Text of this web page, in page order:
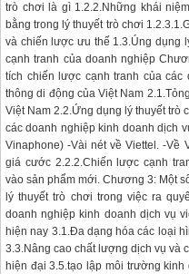
trò chơi là gì 1.2.2.Những khái
bằng trong lý thuyết trò chơi
và chiến lược ưu thế 1.3.Úng dụng
cạnh tranh của doanh nghiệp
tích chiến lược cạnh tranh của các
thông di động của Việt Nam
Việt Nam 2.2.Ứng dụng lý thuyết
các doanh nghiệp kinh doanh dịch
Vinaphone) -Vài nét về Viettel. -Về
giá cước 2.2.2.Chiến lược cạnh
vào sản phẩm mới. Chương 3: Một
lý thuyết trò chơi trong việc ra
doanh nghiệp kinh doanh dịch vụ
hiện nay 3.1.Đa dạng hóa các loại
3.3.Nâng cao chất lượng dịch vụ và
hiện đại 3.5.tạo lập môi trường